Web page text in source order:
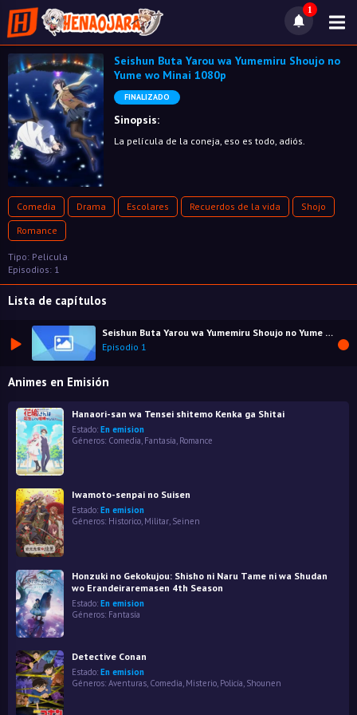
1
Seishun Buta Yarou wa Yumemiru Shoujo no
Yume wo Minai 1080p
FINALIZADO
Sinopsis:
La película de la coneja, eso es todo, adiós.
Comedia Drama Escolares Recuerdos de la vida
Shojo
Romance
Tipo: Pelicula
Episodios: 1
Lista de capítulos
Seishun Buta Yarou wa Yumemiru Shoujo no Yume wo Minai 1080p
Episodio 1
Animes en Emisión
Hanaori-san wa Tensei shitemo Kenka ga Shitai
Estado: En emision
Géneros: Comedia, Fantasía, Romance
Iwamoto-senpai no Suisen
Estado: En emision
Géneros: Historico, Militar, Seinen
Honzuki no Gekokujou: Shisho ni Naru Tame ni wa Shudan
wo Erandeiraremasen 4th Season
Estado: En emision
Géneros: Fantasía
Detective Conan
Estado: En emision
Géneros: Aventuras, Comedia, Misterio, Policía, Shounen